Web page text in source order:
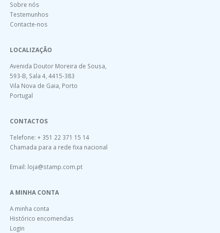
Sobre nós
Testemunhos
Contacte-nos
LOCALIZAÇÃO
Avenida Doutor Moreira de Sousa,
593-B, Sala 4, 4415-383
Vila Nova de Gaia, Porto
Portugal
CONTACTOS
Telefone: + 351 22 371 15 14
Chamada para a rede fixa nacional
Email: loja@stamp.com.pt
A MINHA CONTA
A minha conta
Histórico encomendas
Login